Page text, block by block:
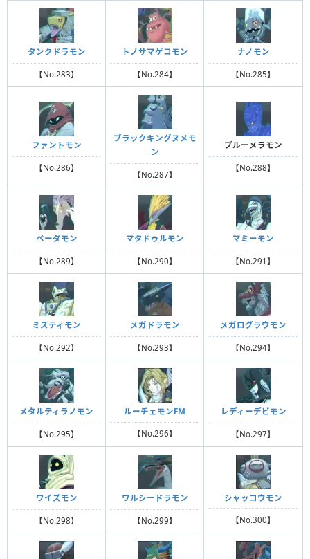
タンクドラモン
【No.283】
トノサマゲコモン
【No.284】
ナノモン
【No.285】
ファントモン
【No.286】
ブラックキングヌメモ
ン
【No.287】
ブルーメラモン
【No.288】
ベーダモン
【No.289】
マタドゥルモン
【No.290】
マミーモン
【No.291】
ミスティモン
【No.292】
メガドラモン
【No.293】
メガログラウモン
【No.294】
メタルティラノモン
【No.295】
ルーチェモンFM
【No.296】
レディーデビモン
【No.297】
ワイズモン
【No.298】
ワルシードラモン
【No.299】
シャッコウモン
【No.300】